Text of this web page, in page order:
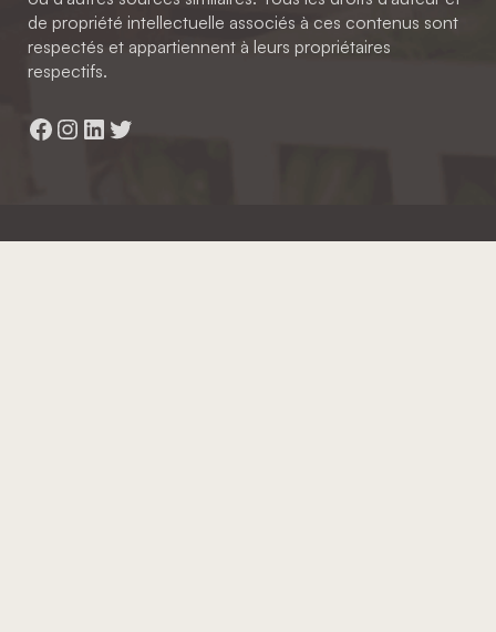
de propriété intellectuelle associés à ces contenus sont
respectés et appartiennent à leurs propriétaires
respectifs.
Facebook
Instagram
LinkedIn
Twitter